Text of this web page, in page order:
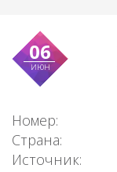
06
июн
Номер:
Страна:
Источник: